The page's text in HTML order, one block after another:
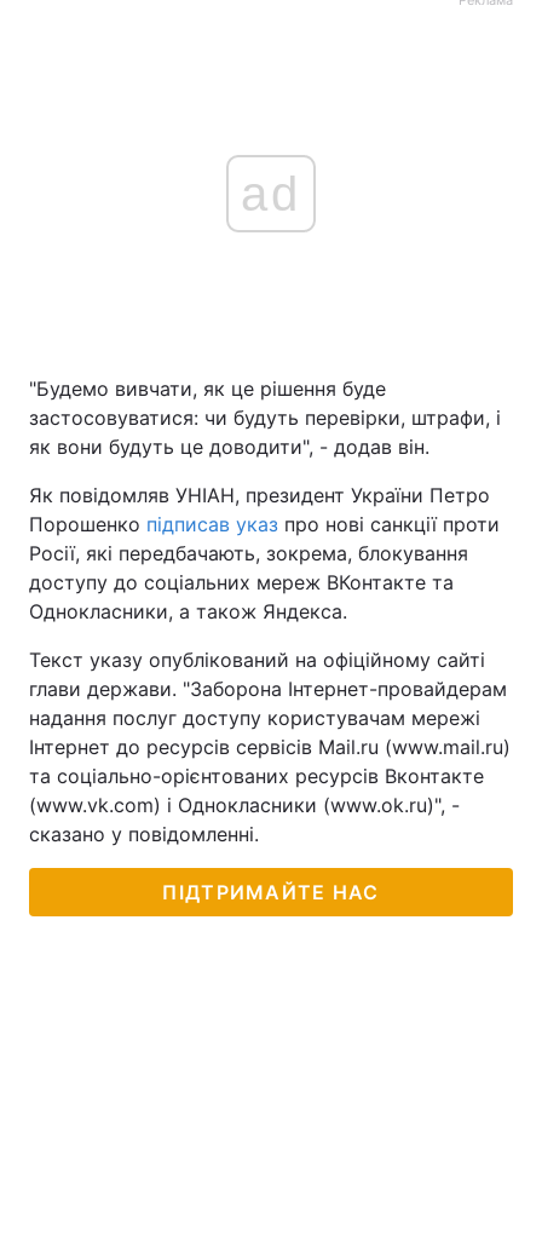
ad
"Будемо вивчати, як це рішення буде
застосовуватися: чи будуть перевірки, штрафи, і
як вони будуть це доводити", - додав він.
Як повідомляв УНІАН, президент України Петро
Порошенко підписав указ про нові санкції проти
Росії, які передбачають, зокрема, блокування
доступу до соціальних мереж ВКонтакте та
Однокласники, а також Яндекса.
Текст указу опублікований на офіційному сайті
глави держави. "Заборона Інтернет-провайдерам
надання послуг доступу користувачам мережі
Інтернет до ресурсів сервісів Mail.ru (www.mail.ru)
та соціально-орієнтованих ресурсів Вконтакте
(www.vk.com) і Однокласники (www.ok.ru)", -
сказано у повідомленні.
ПІДТРИМАЙТЕ НАС